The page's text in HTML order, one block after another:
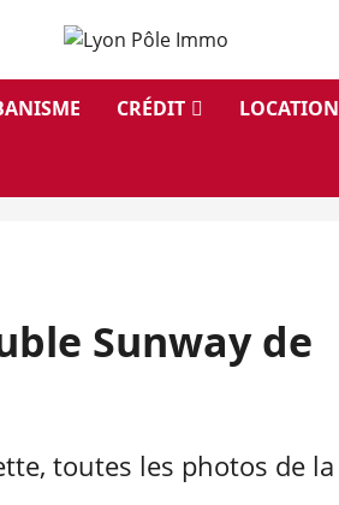
CRÉDIT LOCATION
Sunway de
toutes les photos de la